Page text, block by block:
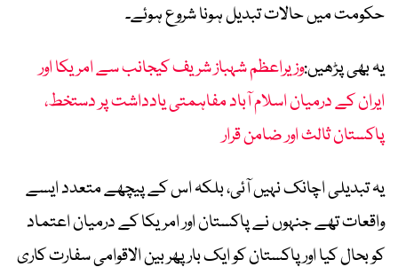
حکومت میں حالات تبدیل ہونا شروع ہوئے۔
یہ بھی پڑھیں:وزیراعظم شہباز شریف کیجانب سے امریکا اور
ایران کے درمیان اسلام آباد مفاہمتی یادداشت پر دستخط،
پاکستان ثالث اور ضامن قرار
یہ تبدیلی اچانک نہیں آئی، بلکہ اس کے پیچھے متعدد ایسے
واقعات تھے جنہوں نے پاکستان اور امریکا کے درمیان اعتماد
کو بحال کیا اور پاکستان کو ایک بار پھر بین الاقوامی سفارت کاری